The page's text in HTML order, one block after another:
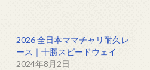
2026 全日本ママチャリ耐久レ
ース｜十勝スピードウェイ
2024年8月2日